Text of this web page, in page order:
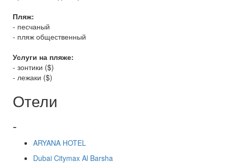
Пляж:
- песчаный
- пляж общественный
Услуги на пляже:
- зонтики ($)
- лежаки ($)
Отели
-
ARYANA HOTEL
Dubai Citymax Al Barsha